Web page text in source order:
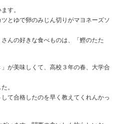
す。
とゆで卵のみじん切りがマヨネーズソ
んの好きな食べものは、「鰹のたた
が美味しくて、高校３年の春、大学合
。
て合格したのを早く教えてくれんかっ